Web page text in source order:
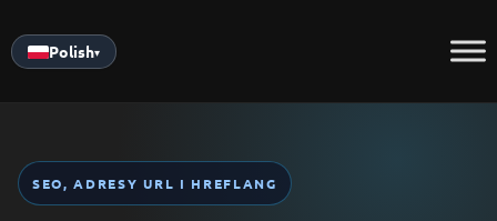
to
Polish▾
SEO, ADRESY URL I HREFLANG